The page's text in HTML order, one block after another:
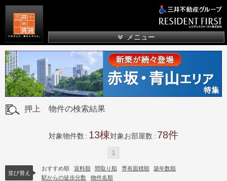
メニュー
押上 物件の検索結果
対象物件数 13 対象お部屋数 78
1
並び替え
おすすめ順 賃料順 間取り順 専有面積順
築年数順
駅からの徒歩分数
物件名順